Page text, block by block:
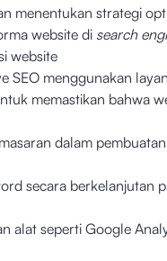
menentukan strategi
website di search
website
SEO menggunakan
memastikan bahwa
dalam
secara berkelanjutan
alat seperti Google